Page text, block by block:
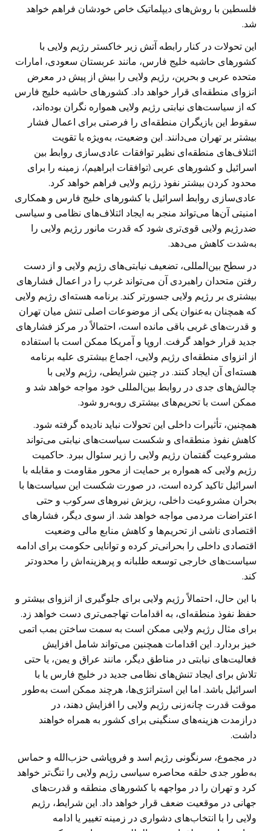
فلسطین با روش‌های دیپلماتیک خاص خودشان فراهم خواهد
شد.
این تحولات در کنار رابطه آتش زیر خاکستر رژیم ولایی با
کشورهای حاشیه خلیج فارس، مانند عربستان سعودی، امارات
متحده عربی و بحرین، رژیم ولایی را بیش از پیش در معرض
انزوای منطقه‌ای قرار خواهد داد. کشورهای حاشیه خلیج فارس
که از سیاست‌های نیابتی رژیم ولایی همواره نگران بوده‌اند،
سقوط این بازیگران منطقه‌ای را فرصتی برای اعمال فشار
بیشتر بر تهران می‌دانند. این وضعیت، به‌ویژه با تقویت
ائتلاف‌های منطقه‌ای نظیر توافقات عادی‌سازی روابط بین
اسرائیل و کشورهای عربی (توافقات ابراهیم)، زمینه را برای
محدود کردن بیشتر نفوذ رژیم ولایی فراهم خواهد کرد.
عادی‌سازی روابط اسرائیل با کشورهای خلیج فارس و همکاری
امنیتی آن‌ها می‌تواند منجر به ایجاد ائتلاف‌های نظامی و سیاسی
ضدرژیم ولایی قوی‌تری شود که قدرت مانور رژیم ولایی را
به‌شدت کاهش می‌دهد.
در سطح بین‌المللی، تضعیف نیابتی‌های رژیم ولایی و از دست
رفتن متحدان راهبردی آن می‌تواند غرب را در اعمال فشارهای
بیشتری بر رژیم ولایی جسورتر کند. برنامه هسته‌ای رژیم ولایی
که همچنان به‌عنوان یکی از موضوعات اصلی تنش میان تهران
و قدرت‌های غربی باقی مانده است، احتمالاً در مرکز فشارهای
جدید قرار خواهد گرفت. اروپا و آمریکا ممکن است با استفاده
از انزوای منطقه‌ای رژیم ولایی، اجماع بیشتری علیه برنامه
هسته‌ای آن ایجاد کنند. در چنین شرایطی، رژیم ولایی با
چالش‌های جدی در روابط بین‌المللی خود مواجه خواهد شد و
ممکن است با تحریم‌های بیشتری روبه‌رو شود.
همچنین، تأثیرات داخلی این تحولات نباید نادیده گرفته شود.
کاهش نفوذ منطقه‌ای و شکست سیاست‌های نیابتی می‌تواند
مشروعیت گفتمان رژیم ولایی را زیر سئوال ببرد. حاکمیت
رژیم ولایی که همواره بر حمایت از محور مقاومت و مقابله با
اسرائیل تاکید کرده است، در صورت شکست این سیاست‌ها با
بحران مشروعیت داخلی، ریزش نیروهای سرکوب و حتی
اعتراضات مردمی مواجه خواهد شد. از سوی دیگر، فشارهای
اقتصادی ناشی از تحریم‌ها و کاهش منابع مالی وضعیت
اقتصادی داخلی را بحرانی‌تر کرده و توانایی حکومت برای ادامه
سیاست‌های خارجی توسعه طلبانه و پرهزینه‌اش را محدودتر
کند.
با این حال، احتمالاً رژیم ولایی برای جلوگیری از انزوای بیشتر و
حفظ نفوذ منطقه‌ای، به اقدامات تهاجمی‌تری دست خواهد زد.
برای مثال رژیم ولایی ممکن است به سمت ساختن بمب اتمی
خیز بردارد. این اقدامات همچنین می‌تواند شامل افزایش
فعالیت‌های نیابتی در مناطق دیگر، مانند عراق و یمن، یا حتی
تلاش برای ایجاد تنش‌های نظامی جدید در خلیج فارس یا با
اسرائیل باشد. اما این استراتژی‌ها، هرچند ممکن است به‌طور
موقت قدرت چانه‌زنی رژیم ولایی را افزایش دهند، در
درازمدت هزینه‌های سنگینی برای کشور به همراه خواهند
داشت.
در مجموع، سرنگونی رژیم اسد و فروپاشی حزب‌الله و حماس
به‌طور جدی حلقه محاصره سیاسی رژیم ولایی را تنگ‌تر خواهد
کرد و تهران را در مواجهه با کشورهای منطقه و قدرت‌های
جهانی در موقعیت ضعف قرار خواهد داد. این شرایط، رژیم
ولایی را با انتخاب‌های دشواری در زمینه تغییر یا ادامه